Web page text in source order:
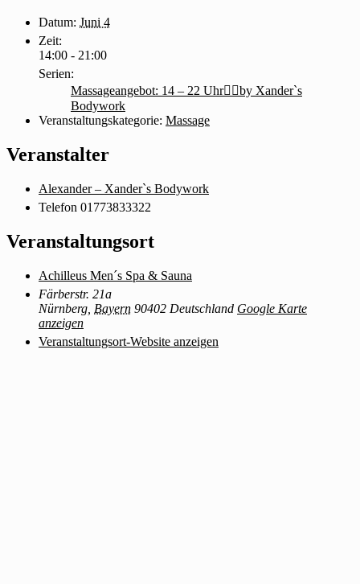
Datum: Juni 4
Zeit:
14:00 - 21:00
Serien:
Massageangebot: 14 – 22 Uhr💆‍♂️by Xander`s
Bodywork
Veranstaltungskategorie: Massage
Veranstalter
Alexander – Xander`s Bodywork
Telefon 01773833322
Veranstaltungsort
Achilleus Men´s Spa & Sauna
Färberstr. 21a
Nürnberg Bayern 90402 Deutschland Google Karte
anzeigen
Veranstaltungsort-Website anzeigen